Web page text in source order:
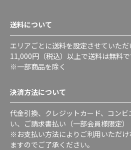
送料について
エリアごとに送料を設定させていた
11,000円（税込）以上で送料は無料で
※一部商品を除く
決済方法について
代金引換、クレジットカード、コン
い、ご請求書払い（一部会員様限定）
※お支払い方法によりご利用いただ
ますのでご了承ください。